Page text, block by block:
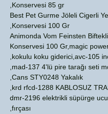
Konservesi 85 gr,
Best Pet Gurme Jöleli Cigerli
Konservesi 100 Gr,
Animonda Vom Feinsten
Konservesi 100 Gr,magic
kokulu koku giderici,avc-105
mad-137 4'lü pire tarağı seti
Cans STY0248 Yakalık,
krd rfcd-1288 KABLOSUZ
dmr-2196 elektrikli süpürge
fırçası,